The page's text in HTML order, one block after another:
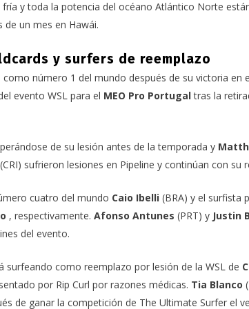
fría y toda la potencia del océano Atlántico Norte
de un mes en Hawái.
y surfers de reemplazo
como número 1 del mundo después de su victoria en
evento WSL para el MEO Pro Portugal tras la
de su lesión antes de la temporada y
(CRI) sufrieron lesiones en Pipeline y continúan con su
cuatro del mundo Caio Ibelli (BRA) y el surfista
, respectivamente. Afonso Antunes (PRT) y Justin
del evento.
surfeando como reemplazo por lesión de la WSL de
por Rip Curl por razones médicas. Tia Blanco
de ganar la competición de The Ultimate Surfer el